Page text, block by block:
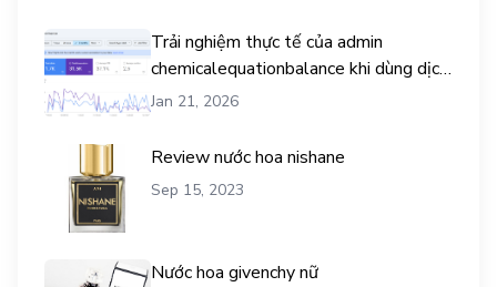
Trải nghiệm thực tế của admin
chemicalequationbalance khi dùng dịch
vụ mua traffic user
Jan 21, 2026
Review nước hoa nishane
Sep 15, 2023
Nước hoa givenchy nữ